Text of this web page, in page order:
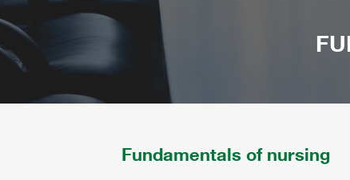
Fundamentals of nursing